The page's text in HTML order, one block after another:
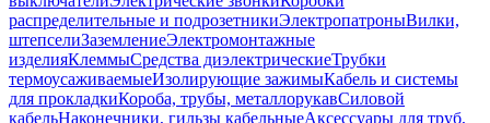
распределительные и подрозетникиЭлектропатроныВилки,
штепселиЗаземлениеЭлектромонтажные
изделияКлеммыСредства диэлектрическиеТрубки
термоусаживаемыеИзолирующие зажимыКабель и системы
для прокладкиКороба, трубы, металлорукавСиловой
кабельНаконечники, гильзы кабельныеАксессуары для труб,